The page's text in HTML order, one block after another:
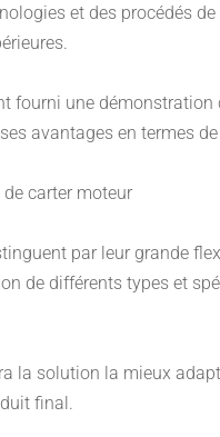
et des procédés
fourni une
avantages en termes
carter moteur
par leur grande
de différents types et
la solution la mieux
final.